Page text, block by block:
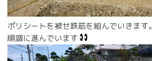
ポリシートを被せ鉄筋を組んでいきます。
順調に進んでいます